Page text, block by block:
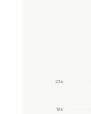
18 k
23 k